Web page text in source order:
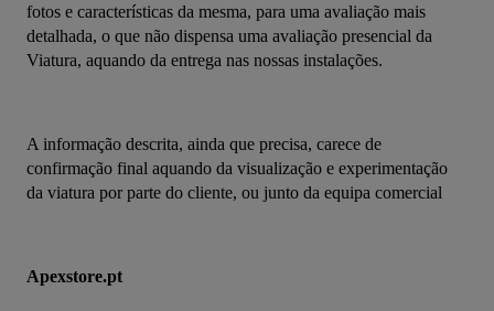
fotos e características da mesma, para uma avaliação mais
detalhada, o que não dispensa uma avaliação presencial da
Viatura, aquando da entrega nas nossas instalações.
A informação descrita, ainda que precisa, carece de
confirmação final aquando da visualização e experimentação
da viatura por parte do cliente, ou junto da equipa comercial
Apexstore.pt